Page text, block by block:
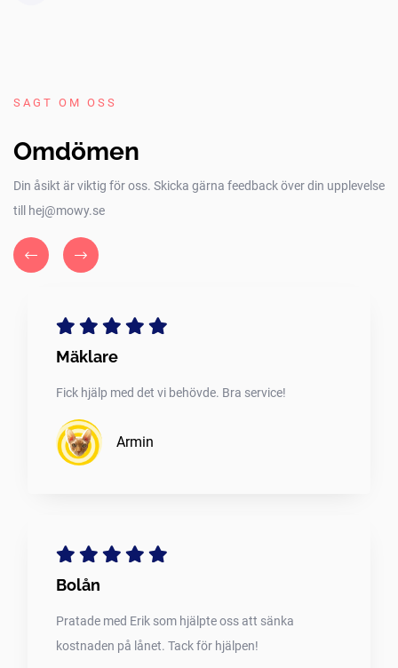
SAGT OM OSS
Omdömen
Din åsikt är viktig för oss. Skicka gärna feedback över din upplevelse
till hej@mowy.se
Mäklare
Fick hjälp med det vi behövde. Bra service!
Armin
Bolån
Pratade med Erik som hjälpte oss att sänka
kostnaden på lånet. Tack för hjälpen!